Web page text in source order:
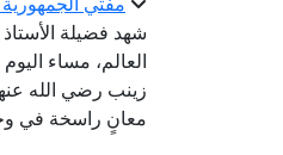
شهد فضيلة
زينب رضي الله
معانٍ راسخة في